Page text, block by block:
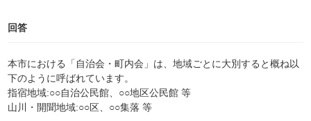
回答
本市における「自治会・町内会」は、地域ごとに大別すると概ね以
下のように呼ばれています。
指宿地域:○○自治公民館、○○地区公民館 等
山川・開聞地域:○○区、○○集落 等